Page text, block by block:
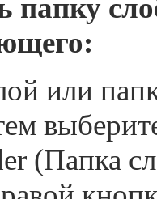
папку
или
(Папка